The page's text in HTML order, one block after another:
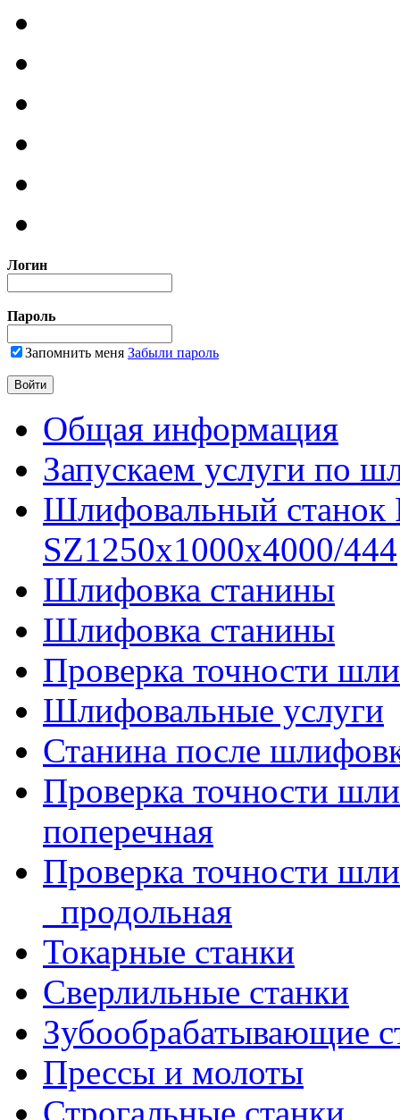
Логин
Пароль
Запомнить меня Забыли пароль
Общая информация
Запускаем услуги по
Шлифовальный
SZ1250x1000x4000/444
Шлифовка станины
Шлифовка станины
Проверка точности
Шлифовальные услуги
Станина после
Проверка точности
поперечная
Проверка точности
_продольная
Токарные станки
Сверлильные станки
Зубообрабатывающие
Прессы и молоты